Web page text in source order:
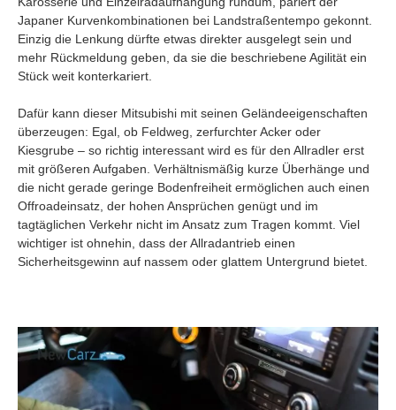
Japaner Kurvenkombinationen bei Landstraßentempo gekonnt.
Einzig die Lenkung dürfte etwas direkter ausgelegt sein und
mehr Rückmeldung geben, da sie die beschriebene Agilität ein
Stück weit konterkariert.
Dafür kann dieser Mitsubishi mit seinen Geländeeigenschaften
überzeugen: Egal, ob Feldweg, zerfurchter Acker oder
Kiesgrube – so richtig interessant wird es für den Allradler erst
mit größeren Aufgaben. Verhältnismäßig kurze Überhänge und
die nicht gerade geringe Bodenfreiheit ermöglichen auch einen
Offroadeinsatz, der hohen Ansprüchen genügt und im
tagtäglichen Verkehr nicht im Ansatz zum Tragen kommt. Viel
wichtiger ist ohnehin, dass der Allradantrieb einen
Sicherheitsgewinn auf nassem oder glattem Untergrund bietet.